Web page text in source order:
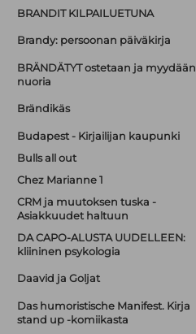
BRANDIT KILPAILUETUNA
Brandy: persoonan päiväkirja
BRÄNDÄTYT ostetaan ja myydään
nuoria
Brändikäs
Budapest - Kirjailijan kaupunki
Bulls all out
Chez Marianne 1
CRM ja muutoksen tuska -
Asiakkuudet haltuun
DA CAPO-ALUSTA UUDELLEEN:
kliininen psykologia
Daavid ja Goljat
Das humoristische Manifest. Kirja
stand up -komiikasta